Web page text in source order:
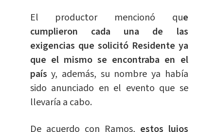
El productor mencionó que
cumplieron cada una de las
exigencias que solicitó Residente ya
que el mismo se encontraba en el
paísy, además, su nombre ya había
sido anunciado en el evento que se
llevaría a cabo.
De acuerdo con Ramos, estos lujos